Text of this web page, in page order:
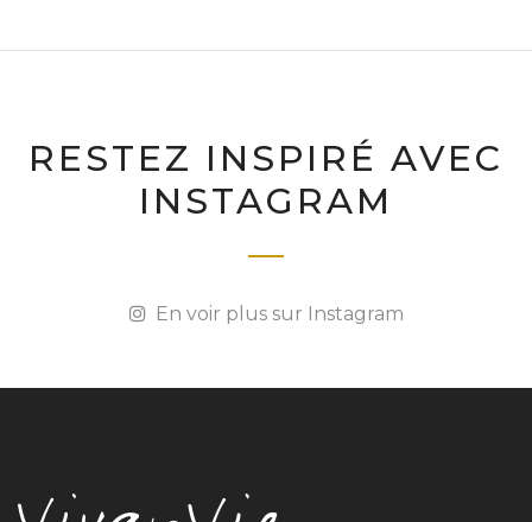
RESTEZ INSPIRÉ AVEC
INSTAGRAM
En voir plus sur Instagram